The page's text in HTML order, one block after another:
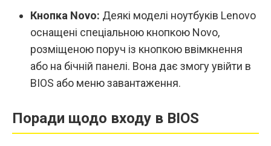
Кнопка Novo: Деякі моделі ноутбуків Lenovo
оснащені спеціальною кнопкою Novo,
розміщеною поруч із кнопкою ввімкнення
або на бічній панелі. Вона дає змогу увійти в
BIOS або меню завантаження.
Поради щодо входу в BIOS